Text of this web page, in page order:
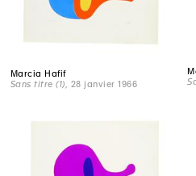
Marcia Hafif
Sans titre (1) , 28 janvier 1966